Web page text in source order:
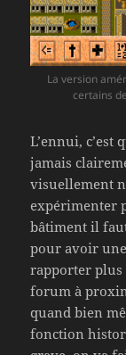
La version
certains
L’ennui, c’est
jamais
visuellement
expérimenter
bâtiment il
pour avoir
rapporter plus
forum à
quand bien
fonction